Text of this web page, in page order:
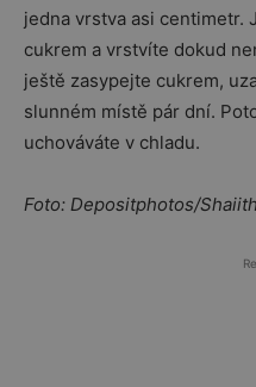
jedna vrstva asi centimetr.
cukrem a vrstvíte dokud
ještě zasypejte cukrem,
slunném místě pár dní.
uchováváte v chladu.
Foto: Depositphotos/